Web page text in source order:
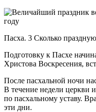
Пасха. 3 Сколько
Подготовку к Пасхе
Христова Воскресения,
После пасхальной ночи
В течение недели церкви
по пасхальному уставу.
эти дни.